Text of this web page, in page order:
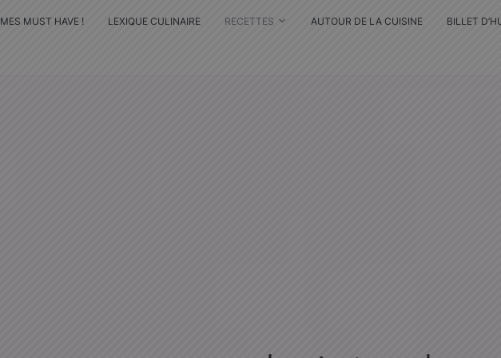
MES MUST HAVE ! LEXIQUE CULINAIRE RECETTES AUTOUR DE LA CUISINE BILLET